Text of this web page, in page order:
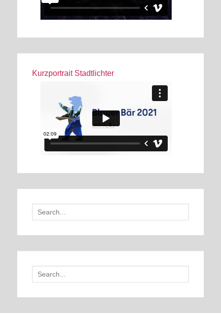
Kurzportrait Stadtlichter
Search
for:
Search
for: